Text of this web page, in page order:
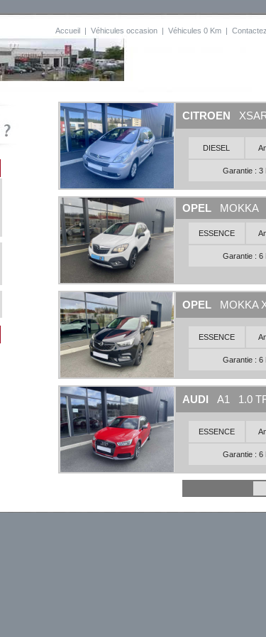
Accueil | Véhicules occasion | Véhicules 0 Km |
CITROEN
DIESEL
Garantie : 3
OPEL MOKKA
ESSENCE
Garantie : 6
OPEL MOKKA
ESSENCE
Garantie : 6
AUDI A1 1.0
ESSENCE
Garantie : 6